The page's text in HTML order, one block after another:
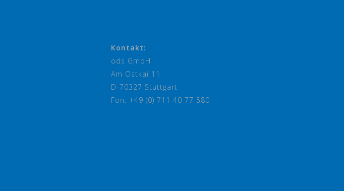
Kontakt:
ods GmbH
Am Ostkai 11
D-70327 Stuttgart
Fon: +49 (0) 711 40 77 580